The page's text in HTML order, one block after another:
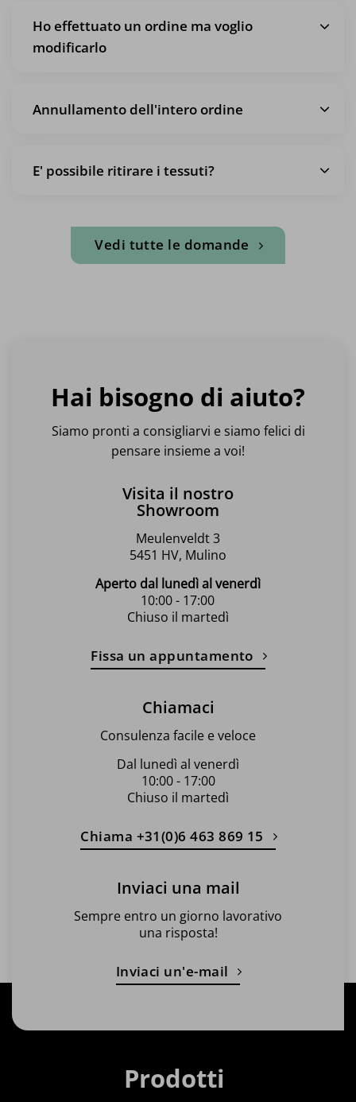
Ho effettuato un ordine ma voglio
modificarlo
Annullamento dell'intero ordine
E' possibile ritirare i tessuti?
Vedi tutte le domande
Hai bisogno di aiuto?
Siamo pronti a consigliarvi e siamo felici di
pensare insieme a voi!
Visita il nostro
Showroom
Meulenveldt 3
5451 HV, Mulino
Aperto dal lunedì al venerdì
10:00 - 17:00
Chiuso il martedì
Fissa un appuntamento
Chiamaci
Consulenza facile e veloce
Dal lunedì al venerdì
10:00 - 17:00
Chiuso il martedì
Chiama +31(0)6 463 869 15
Inviaci una mail
Sempre entro un giorno lavorativo
una risposta!
Inviaci un'e-mail
Prodotti